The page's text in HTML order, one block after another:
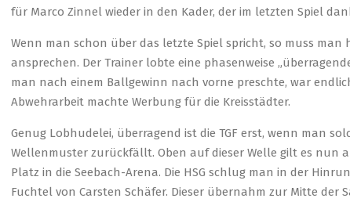
für Marco Zinnel wieder in den Kader, der im letzten Spiel
Wenn man schon über das letzte Spiel spricht, so muss
ansprechen. Der Trainer lobte eine phasenweise
man nach einem Ballgewinn nach vorne preschte, war
Abwehrarbeit machte Werbung für die Kreisstädter.
Genug Lobhudelei, überragend ist die TGF erst, wenn man
Wellenmuster zurückfällt. Oben auf dieser Welle gilt es nun
Platz in die Seebach-Arena. Die HSG schlug man in der
Fuchtel von Carsten Schäfer. Dieser übernahm zur Mitte der